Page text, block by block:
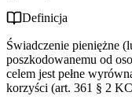
Najważniejsze fakty
Definicja
Świadczenie pieniężne
poszkodowanemu od
celem jest pełne
korzyści (art. 361 § 2